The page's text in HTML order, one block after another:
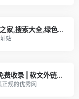
sh991网址导航－991自动链,网址之家,搜索大全,绿色,快速,安全的专业导航站
站
悟空收录网 - 网址导航大全 | 网站免费收录 | 软文外链发布平台
规的优秀网